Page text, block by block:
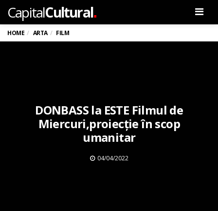
CapitalCultural.
HOME ARTA FILM
DONBASS la ESTE Filmul de
Miercuri,proiecție în scop
umanitar
04/04/2022